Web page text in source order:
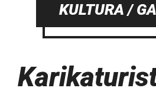
KULTURA /